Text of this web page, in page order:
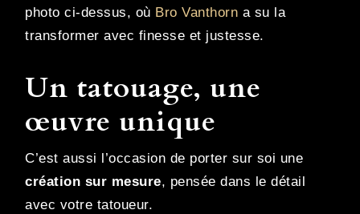
photo ci-dessus, où Bro Vanthorn a su la
transformer avec finesse et justesse.
Un tatouage, une
œuvre unique
C’est aussi l’occasion de porter sur soi une
création sur mesure, pensée dans le détail
avec votre tatoueur.